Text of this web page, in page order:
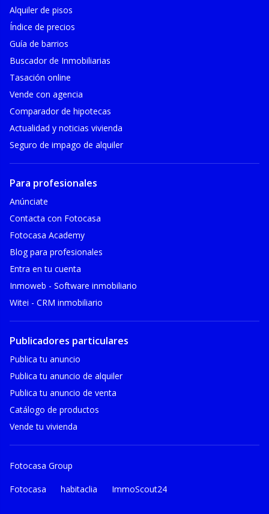
Alquiler de pisos
Índice de precios
Guía de barrios
Buscador de Inmobiliarias
Tasación online
Vende con agencia
Comparador de hipotecas
Actualidad y noticias vivienda
Seguro de impago de alquiler
Para profesionales
Anúnciate
Contacta con Fotocasa
Fotocasa Academy
Blog para profesionales
Entra en tu cuenta
Inmoweb - Software inmobiliario
Witei - CRM inmobiliario
Publicadores particulares
Publica tu anuncio
Publica tu anuncio de alquiler
Publica tu anuncio de venta
Catálogo de productos
Vende tu vivienda
Fotocasa Group
Fotocasa habitaclia ImmoScout24